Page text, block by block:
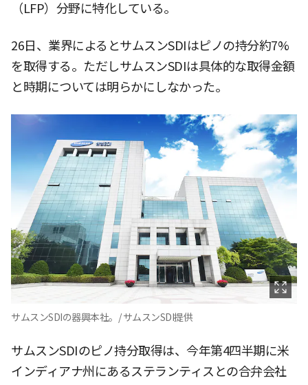
（LFP）分野に特化している。
26日、業界によるとサムスンSDIはピノの持分約7%
を取得する。ただしサムスンSDIは具体的な取得金額
と時期については明らかにしなかった。
サムスンSDIの器興本社。/ サムスンSDI提供
サムスンSDIのピノ持分取得は、今年第4四半期に米
インディアナ州にあるステランティスとの合弁会社